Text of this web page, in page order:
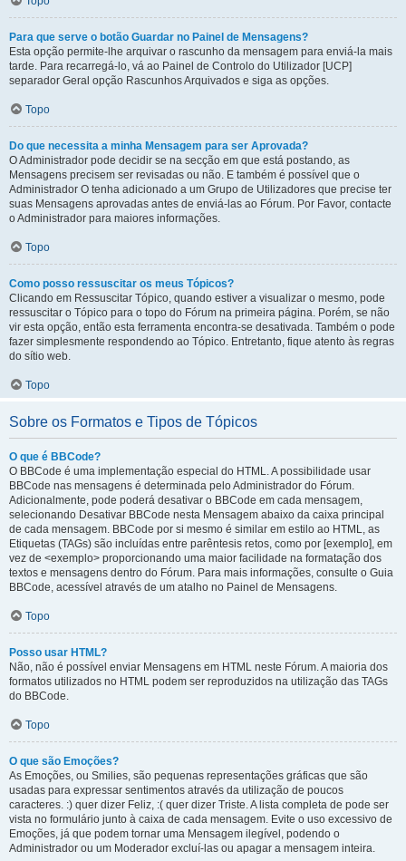
Para que serve o botão Guardar no Painel de Mensagens?
Esta opção permite-lhe arquivar o rascunho da mensagem para enviá-la mais
tarde. Para recarregá-lo, vá ao Painel de Controlo do Utilizador [UCP]
separador Geral opção Rascunhos Arquivados e siga as opções.
Topo
Do que necessita a minha Mensagem para ser Aprovada?
O Administrador pode decidir se na secção em que está postando, as
Mensagens precisem ser revisadas ou não. E também é possível que o
Administrador O tenha adicionado a um Grupo de Utilizadores que precise ter
suas Mensagens aprovadas antes de enviá-las ao Fórum. Por Favor, contacte
o Administrador para maiores informações.
Topo
Como posso ressuscitar os meus Tópicos?
Clicando em Ressuscitar Tópico, quando estiver a visualizar o mesmo, pode
ressuscitar o Tópico para o topo do Fórum na primeira página. Porém, se não
vir esta opção, então esta ferramenta encontra-se desativada. Também o pode
fazer simplesmente respondendo ao Tópico. Entretanto, fique atento às regras
do sítio web.
Topo
Sobre os Formatos e Tipos de Tópicos
O que é BBCode?
O BBCode é uma implementação especial do HTML. A possibilidade usar
BBCode nas mensagens é determinada pelo Administrador do Fórum.
Adicionalmente, pode poderá desativar o BBCode em cada mensagem,
selecionando Desativar BBCode nesta Mensagem abaixo da caixa principal
de cada mensagem. BBCode por si mesmo é similar em estilo ao HTML, as
Etiquetas (TAGs) são incluídas entre parêntesis retos, como por [exemplo], em
vez de <exemplo> proporcionando uma maior facilidade na formatação dos
textos e mensagens dentro do Fórum. Para mais informações, consulte o Guia
BBCode, acessível através de um atalho no Painel de Mensagens.
Topo
Posso usar HTML?
Não, não é possível enviar Mensagens em HTML neste Fórum. A maioria dos
formatos utilizados no HTML podem ser reproduzidos na utilização das TAGs
do BBCode.
Topo
O que são Emoções?
As Emoções, ou Smilies, são pequenas representações gráficas que são
usadas para expressar sentimentos através da utilização de poucos
caracteres. :) quer dizer Feliz, :( quer dizer Triste. A lista completa de pode ser
vista no formulário junto à caixa de cada mensagem. Evite o uso excessivo de
Emoções, já que podem tornar uma Mensagem ilegível, podendo o
Administrador ou um Moderador excluí-las ou apagar a mensagem inteira.